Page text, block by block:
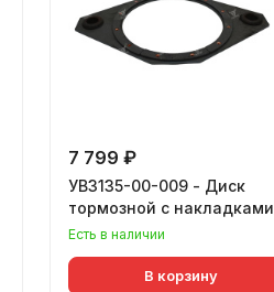
7 799 ₽
УВ3135-00-009 - Диск
тормозной с накладками
Есть в наличии
В корзину